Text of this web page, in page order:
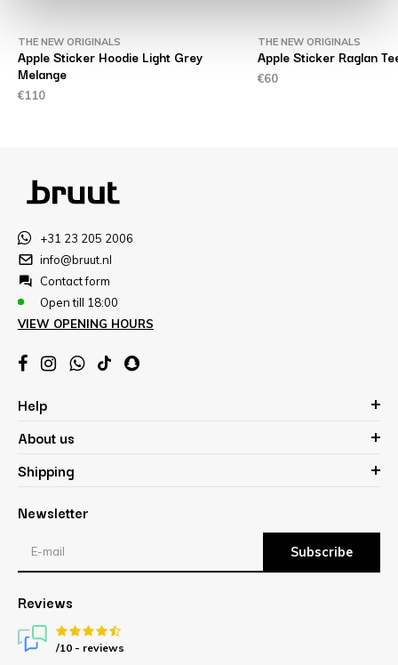
THE NEW ORIGINALS
Apple Sticker Hoodie Light Grey
Melange
€110
THE NEW ORIGINALS
Apple Sticker Raglan
€60
+31 23 205 2006
info@bruut.nl
Contact form
Open till 18:00
VIEW OPENING HOURS
Help
About us
Shipping
Newsletter
Subscribe
Reviews
/10 - reviews